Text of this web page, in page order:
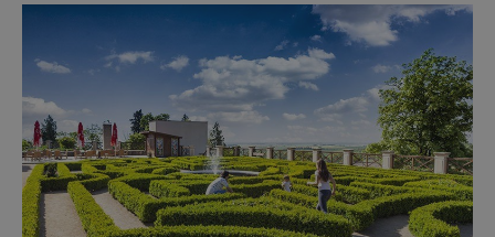
labyrinty pocházejí z doby Neolitu a měří od
šesti do pětadvaceti metrů. Kameny jsou v
nich nejčastěji vys